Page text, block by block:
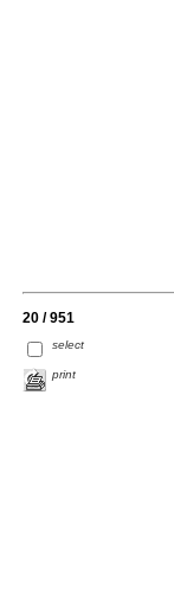
20 / 951
select
print